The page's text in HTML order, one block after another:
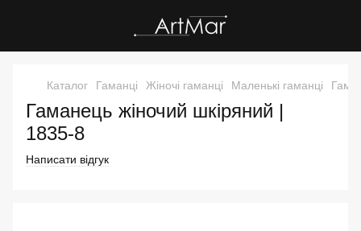
Каталог Гаманці Жіночі гаманці Маленькі гаманці
Гаманець жіночий шкіряний |
1835-8
Написати відгук